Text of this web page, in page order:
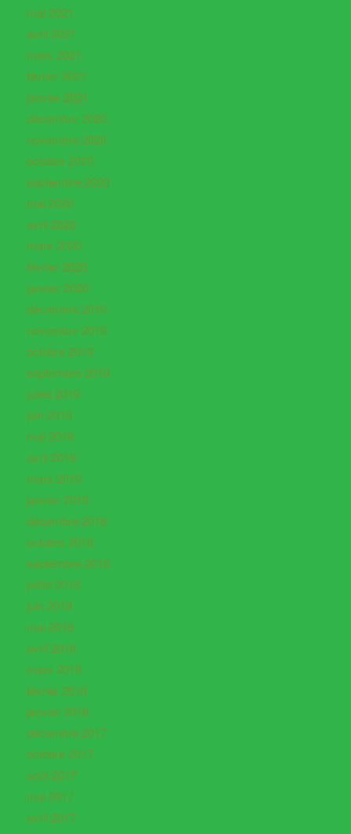
mai 2021
avril 2021
mars 2021
février 2021
janvier 2021
décembre 2020
novembre 2020
octobre 2020
septembre 2020
mai 2020
avril 2020
mars 2020
février 2020
janvier 2020
décembre 2019
novembre 2019
octobre 2019
septembre 2019
juillet 2019
juin 2019
mai 2019
avril 2019
mars 2019
janvier 2019
décembre 2018
octobre 2018
septembre 2018
juillet 2018
juin 2018
mai 2018
avril 2018
mars 2018
février 2018
janvier 2018
décembre 2017
octobre 2017
août 2017
mai 2017
avril 2017